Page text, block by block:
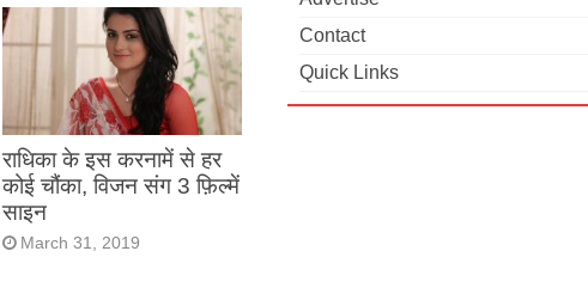
राधिका के इस करनामें से हर
कोई चौंका, विजन संग 3 फ़िल्में
साइन
March 31, 2019
Contact
Quick Links